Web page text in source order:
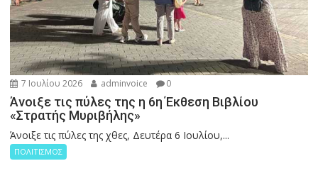
7 Ιουλίου 2026 adminvoice 0
Άνοιξε τις πύλες της η 6η Έκθεση Βιβλίου
«Στρατής Μυριβήλης»
Άνοιξε τις πύλες της χθες, Δευτέρα 6 Ιουλίου,...
ΠΟΛΙΤΙΣΜΟΣ